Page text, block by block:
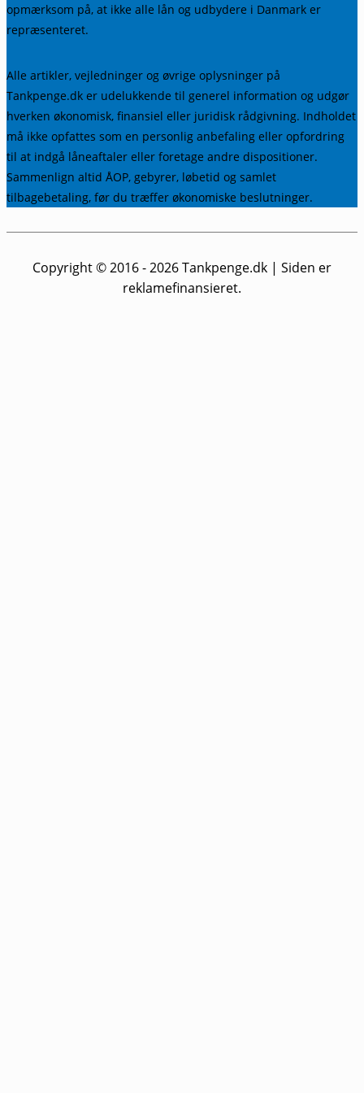
opmærksom på, at ikke alle lån og udbydere i Danmark er
repræsenteret.
Alle artikler, vejledninger og øvrige oplysninger på
Tankpenge.dk er udelukkende til generel information og udgør
hverken økonomisk, finansiel eller juridisk rådgivning. Indholdet
må ikke opfattes som en personlig anbefaling eller opfordring
til at indgå låneaftaler eller foretage andre dispositioner.
Sammenlign altid ÅOP, gebyrer, løbetid og samlet
tilbagebetaling, før du træffer økonomiske beslutninger.
Copyright © 2016 - 2026Tankpenge.dk | Siden er
reklamefinansieret.